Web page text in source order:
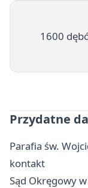
1600
Przydatne
Parafia św.
kontakt
Sąd Okręgowy